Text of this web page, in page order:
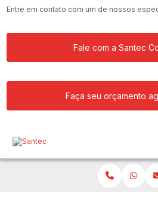
Entre em contato com um de nossos
Fale com a Santec
Faça seu orçamento